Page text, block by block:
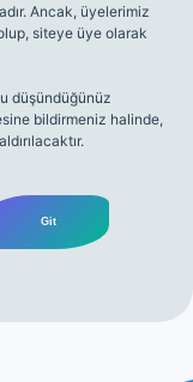
Ancak, üyelerimiz
siteye üye olarak
düşündüğünüz
bildirmeniz halinde,